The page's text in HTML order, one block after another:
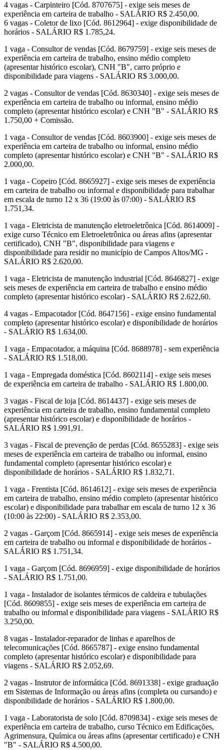
4 vagas - Carpinteiro [Cód. 8707675] - exige seis meses de
experiência em carteira de trabalho - SALÁRIO R$ 2.450,00.
6 vagas - Coletor de lixo [Cód. 8612964] - exige disponibilidade de
horários - SALÁRIO R$ 1.785,24.
1 vaga - Consultor de vendas [Cód. 8679759] - exige seis meses de
experiência em carteira de trabalho, ensino médio completo
(apresentar histórico escolar), CNH "B", carro próprio e
disponibilidade para viagens - SALÁRIO R$ 3.000,00.
2 vagas - Consultor de vendas [Cód. 8630340] - exige seis meses de
experiência em carteira de trabalho ou informal, ensino médio
completo (apresentar histórico escolar) e CNH "B" - SALÁRIO R$
1.750,00 + Comissão.
1 vaga - Consultor de vendas [Cód. 8603900] - exige seis meses de
experiência em carteira de trabalho ou informal, ensino médio
completo (apresentar histórico escolar) e CNH "B" - SALÁRIO R$
2.000,00.
1 vaga - Copeiro [Cód. 8665927] - exige seis meses de experiência
em carteira de trabalho ou informal e disponibilidade para trabalhar
em escala de turno 12 x 36 (19:00 às 07:00) - SALÁRIO R$
1.751,34.
1 vaga - Eletricista de manutenção eletroeletrônica [Cód. 8614009] -
exige curso Técnico em Eletroeletrônica ou áreas afins (apresentar
certificado), CNH "B", disponibilidade para viagens e
disponibilidade para residir no município de Campos Altos/MG -
SALÁRIO R$ 2.620,00.
1 vaga - Eletricista de manutenção industrial [Cód. 8646827] - exige
seis meses de experiência em carteira de trabalho e ensino médio
completo (apresentar histórico escolar) - SALÁRIO R$ 2.622,60.
4 vagas - Empacotador [Cód. 8647156] - exige ensino fundamental
completo (apresentar histórico escolar) e disponibilidade de horários
- SALÁRIO R$ 1.634,00.
1 vaga - Empacotador, a máquina [Cód. 8688978] - sem experiência
- SALÁRIO R$ 1.518,00.
1 vaga - Empregada doméstica [Cód. 8602114] - exige seis meses
de experiência em carteira de trabalho - SALÁRIO R$ 1.800,00.
3 vagas - Fiscal de loja [Cód. 8614437] - exige seis meses de
experiência em carteira de trabalho, ensino fundamental completo
(apresentar histórico escolar) e disponibilidade de horários -
SALÁRIO R$ 1.991,91.
3 vagas - Fiscal de prevenção de perdas [Cód. 8655283] - exige seis
meses de experiência em carteira de trabalho ou informal, ensino
fundamental completo (apresentar histórico escolar) e
disponibilidade de horários - SALÁRIO R$ 1.832,71.
1 vaga - Frentista [Cód. 8614612] - exige seis meses de experiência
em carteira de trabalho, ensino médio completo (apresentar histórico
escolar) e disponibilidade para trabalhar em escala de turno 12 x 36
(10:00 às 22:00) - SALÁRIO R$ 2.353,00.
2 vagas - Garçom [Cód. 8665914] - exige seis meses de experiência
em carteira de trabalho ou informal e disponibilidade de horários -
SALÁRIO R$ 1.751,34.
1 vaga - Garçom [Cód. 8696959] - exige disponibilidade de horários
- SALÁRIO R$ 1.751,00.
1 vaga - Instalador de isolantes térmicos de caldeira e tubulações
[Cód. 8609855] - exige seis meses de experiência em carteira de
trabalho ou informal e disponibilidade para viagens - SALÁRIO R$
3.250,00.
8 vagas - Instalador-reparador de linhas e aparelhos de
telecomunicações [Cód. 8665787] - exige ensino fundamental
completo (apresentar histórico escolar) e disponibilidade para
viagens - SALÁRIO R$ 2.052,69.
2 vagas - Instrutor de informática [Cód. 8691338] - exige graduação
em Sistemas de Informação ou áreas afins (completa ou cursando) e
disponibilidade de horários - SALÁRIO R$ 1.800,00.
1 vaga - Laboratorista de solo [Cód. 8709834] - exige seis meses de
experiência em carteira de trabalho, curso Técnico em Edificações,
Agrimensura, Química ou áreas afins (apresentar certificado) e CNH
"B" - SALÁRIO R$ 4.500,00.